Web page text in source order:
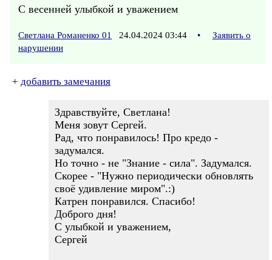
С весенней улыбкой и уважением
Светлана Романенко 01 24.04.2024 03:44 •
Заявить о
нарушении
+ добавить замечания
Здравствуйте, Светлана!
Меня зовут Сергей.
Рад, что понравилось! Про кредо -
задумался.
Но точно - не "Знание - сила". Задумался.
Скорее - "Нужно периодически обновлять
своё удивление миром".:)
Катрен понравился. Спасибо!
Доброго дня!
С улыбкой и уважением,
Сергей